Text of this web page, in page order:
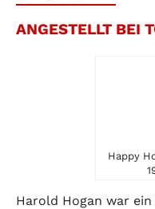
ANGESTELLT BEI
Happy
Harold Hogan war